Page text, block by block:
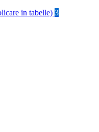
in tabelle) 3